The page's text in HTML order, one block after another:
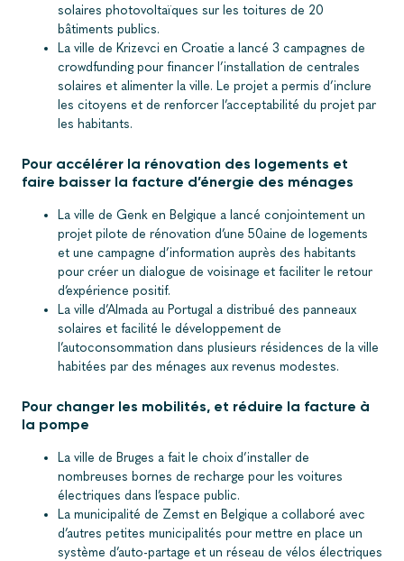
solaires photovoltaïques sur les toitures de 20
bâtiments publics.
La ville de Krizevci en Croatie a lancé 3 campagnes de
crowdfunding pour financer l’installation de centrales
solaires et alimenter la ville. Le projet a permis d’inclure
les citoyens et de renforcer l’acceptabilité du projet par
les habitants.
Pour accélérer la rénovation des logements et
faire baisser la facture d’énergie des ménages
La ville de Genk en Belgique a lancé conjointement un
projet pilote de rénovation d’une 50aine de logements
et une campagne d’information auprès des habitants
pour créer un dialogue de voisinage et faciliter le retour
d’expérience positif.
La ville d’Almada au Portugal a distribué des panneaux
solaires et facilité le développement de
l’autoconsommation dans plusieurs résidences de la ville
habitées par des ménages aux revenus modestes.
Pour changer les mobilités, et réduire la facture à
la pompe
La ville de Bruges a fait le choix d’installer de
nombreuses bornes de recharge pour les voitures
électriques dans l’espace public.
La municipalité de Zemst en Belgique a collaboré avec
d’autres petites municipalités pour mettre en place un
système d’auto-partage et un réseau de vélos électriques